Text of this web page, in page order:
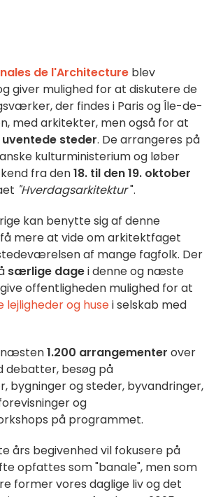
de l'Architecture blev
giver mulighed for at diskutere de
der findes i Paris og Île-de-
med arkitekter, men også for at
steder. De arrangeres på
kulturministerium og løber
fra den18. til den 19. oktober
"Hverdagsarkitektur".
kan benytte sig af denne
mere at vide om arkitektfaget
af mange fagfolk. Der
særlige dagei denne og næste
offentligheden mulighed for at
lejligheder og husei selskab med
næsten1.200 arrangementer over
debatter, besøg på
bygninger og steder, byvandringer,
og
på programmet.
års begivenhed vil fokusere på
opfattes som "banale", men som
former vores daglige liv og det